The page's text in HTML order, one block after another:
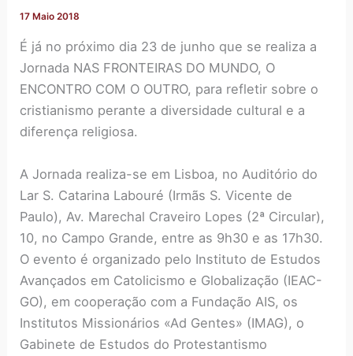
17 Maio 2018
É já no próximo dia 23 de junho que se realiza a
Jornada NAS FRONTEIRAS DO MUNDO, O
ENCONTRO COM O OUTRO, para refletir sobre o
cristianismo perante a diversidade cultural e a
diferença religiosa.
A Jornada realiza-se em Lisboa, no Auditório do
Lar S. Catarina Labouré (Irmãs S. Vicente de
Paulo), Av. Marechal Craveiro Lopes (2ª Circular),
10, no Campo Grande, entre as 9h30 e as 17h30.
O evento é organizado pelo Instituto de Estudos
Avançados em Catolicismo e Globalização (IEAC-
GO), em cooperação com a Fundação AIS, os
Institutos Missionários «Ad Gentes» (IMAG), o
Gabinete de Estudos do Protestantismo